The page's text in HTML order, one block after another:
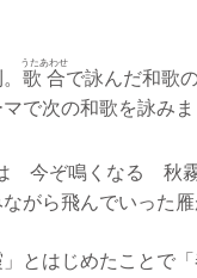
歌合
うたあわせ
で詠んだ和歌
で次の和歌を詠みま
今ぞ鳴くなる 秋
がら飛んでいった
とはじめたことで